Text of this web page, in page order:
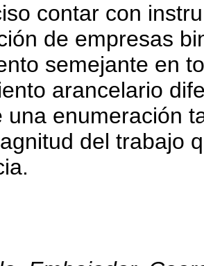
contar con
de empresas
semejante en
arancelario
una enumeración
del trabajo